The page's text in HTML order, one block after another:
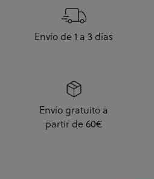
Envío de 1 a 3 días
Envío gratuito a
partir de 60€